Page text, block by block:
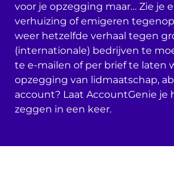
voor je opzegging maar… Zie je
verhuizing of emigeren
weer hetzelfde verhaal tegen
(internationale) bedrijven te
te e-mailen of per brief te laten
opzegging van lidmaatschap,
account? Laat AccountGenie je
zeggen in een keer.